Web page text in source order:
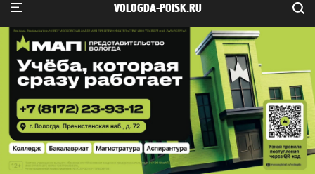
VOLOGDA-POISK.RU